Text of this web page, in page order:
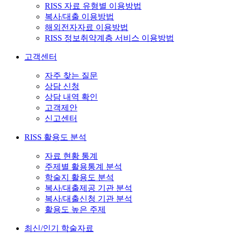
RISS 자료 유형별 이용방법
복사/대출 이용방법
해외전자자료 이용방법
RISS 정보취약계층 서비스 이용방법
고객센터
자주 찾는 질문
상담 신청
상담 내역 확인
고객제안
신고센터
RISS 활용도 분석
자료 현황 통계
주제별 활용통계 분석
학술지 활용도 분석
복사/대출제공 기관 분석
복사/대출신청 기관 분석
활용도 높은 주제
최신/인기 학술자료